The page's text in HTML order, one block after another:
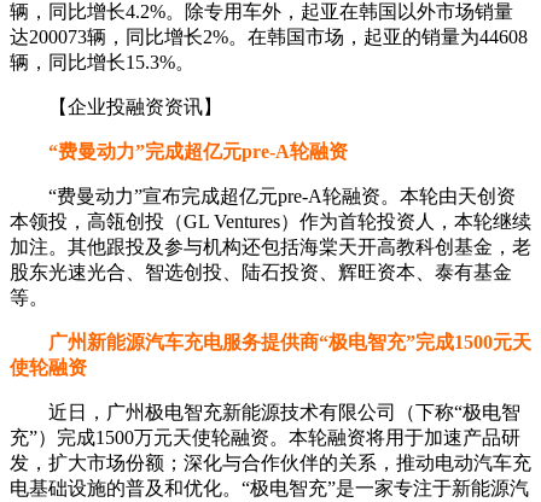
辆，同比增长4.2%。除专用车外，起亚在韩国以外市场销量
达200073辆，同比增长2%。在韩国市场，起亚的销量为44608
辆，同比增长15.3%。
【企业投融资资讯】
“费曼动力”完成超亿元pre-A轮融资
“费曼动力”宣布完成超亿元pre-A轮融资。本轮由天创资
本领投，高瓴创投（GL Ventures）作为首轮投资人，本轮继续
加注。其他跟投及参与机构还包括海棠天开高教科创基金，老
股东光速光合、智选创投、陆石投资、辉旺资本、泰有基金
等。
广州新能源汽车充电服务提供商“极电智充”完成1500元天
使轮融资
近日，广州极电智充新能源技术有限公司（下称“极电智
充”）完成1500万元天使轮融资。本轮融资将用于加速产品研
发，扩大市场份额；深化与合作伙伴的关系，推动电动汽车充
电基础设施的普及和优化。“极电智充”是一家专注于新能源汽